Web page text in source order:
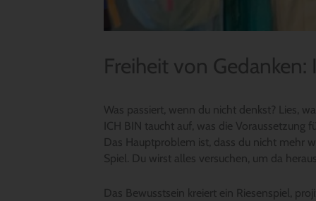
Freiheit von Gedanken:
Was passiert, wenn du nicht denkst? Lies,
ICH BIN taucht auf, was die Voraussetzung
Das Hauptproblem ist, dass du nicht mehr
Spiel. Du wirst alles versuchen, um da
Das Bewusstsein kreiert ein Riesenspiel,